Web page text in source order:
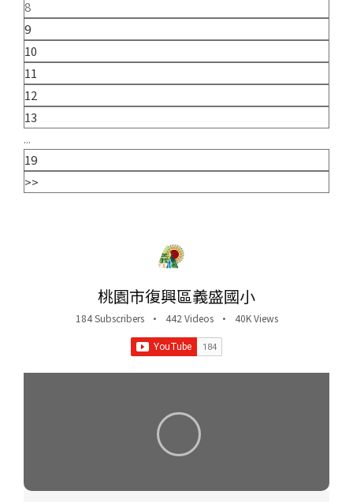
8
9
10
11
12
13
...
19
>>
桃園市復興區義盛國小
184 Subscribers • 442 Videos • 40K Views